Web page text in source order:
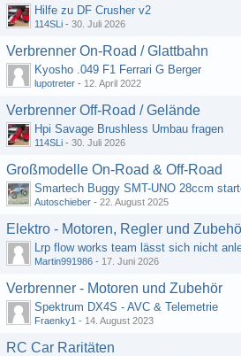
Hilfe zu DF Crusher v2
114SLi - 30. Juli 2026
Verbrenner On-Road / Glattbahn
Kyosho .049 F1 Ferrari G Berger
lupotreter - 12. April 2022
Verbrenner Off-Road / Gelände
Hpi Savage Brushless Umbau fragen
114SLi - 30. Juli 2026
Großmodelle On-Road & Off-Road
Smartech Buggy SMT-UNO 28ccm
Autoschieber - 22. August 2025
Elektro - Motoren, Regler und
Lrp flow works team lässt sich nicht
Martin991986 - 17. Juni 2026
Verbrenner - Motoren und Zubehör
Spektrum DX4S - AVC & Telemetrie
Fraenky1 - 14. August 2023
RC Car Raritäten